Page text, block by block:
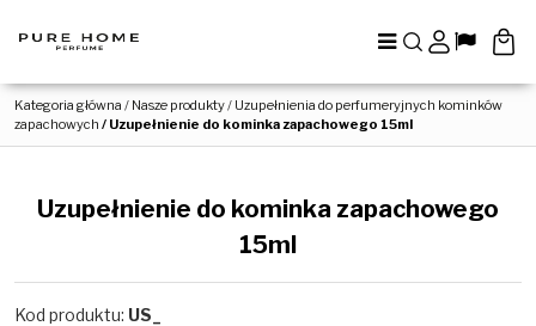
Menu
SzukajPanelLang
Kategoria główna / Nasze produkty/ Uzupełnienia do perfumeryjnych kominków
zapachowych / Uzupełnienie do kominka zapachowego 15ml
Uzupełnienie do kominka zapachowego
15ml
Kod produktu: US_